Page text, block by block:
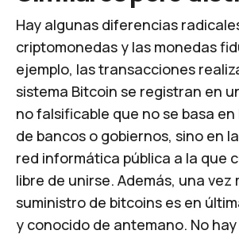
Hay algunas diferencias
criptomonedas y las monedas
ejemplo, las transacciones
sistema Bitcoin se registran en
no falsificable que no se basa
de bancos o gobiernos, sino en
red informática pública a la que
libre de unirse. Además, una vez
suministro de bitcoins es en
y conocido de antemano. No